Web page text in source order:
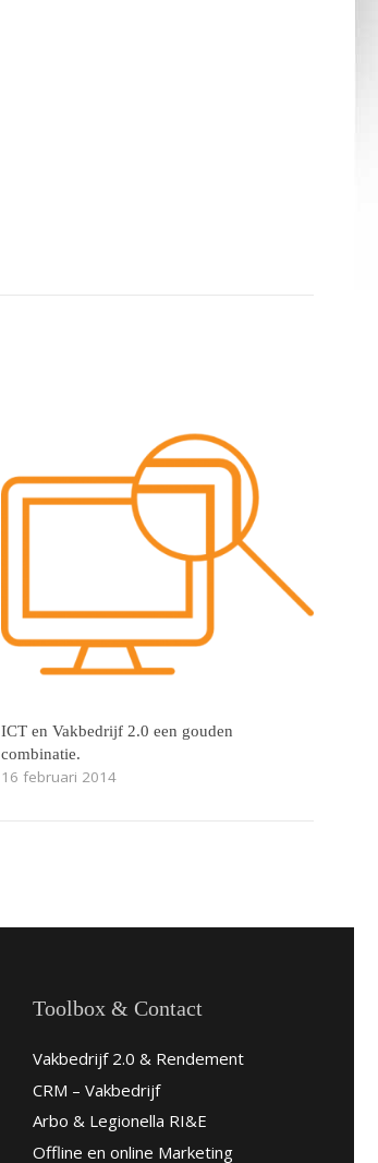
ICT en Vakbedrijf 2.0 een gouden
combinatie.
16 februari 2014
Toolbox & Contact
Vakbedrijf 2.0 & Rendement
CRM – Vakbedrijf
Arbo & Legionella RI&E
Offline en online Marketing